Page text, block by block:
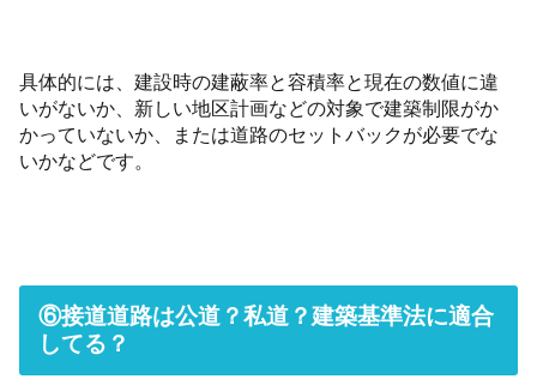
具体的には、建設時の建蔽率と容積率と現在の数値に違
いがないか、新しい地区計画などの対象で建築制限がか
かっていないか、または道路のセットバックが必要でな
いかなどです。
⑥接道道路は公道？私道？建築基準法に適合
してる？